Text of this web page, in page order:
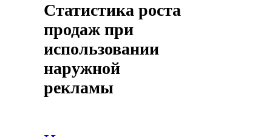
Статистика роста
продаж при
использовании
наружной
рекламы